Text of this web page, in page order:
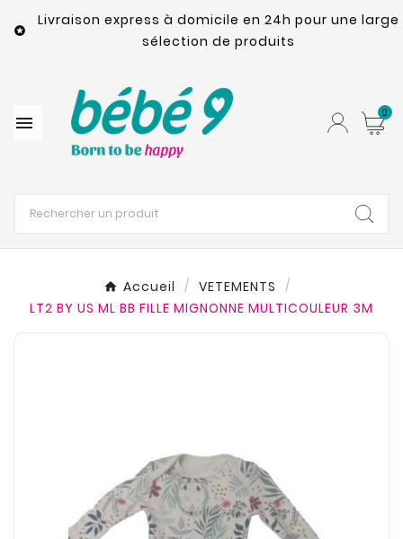

Livraison express à domicile en 24h pour une large
sélection de produits
 0
Accueil
VETEMENTS
LT2 BY US ML BB FILLE MIGNONNE MULTICOULEUR 3M